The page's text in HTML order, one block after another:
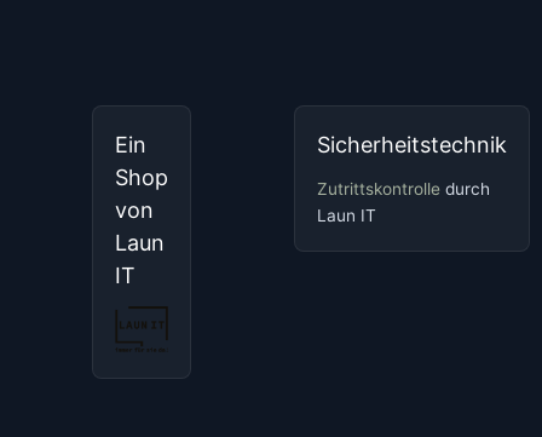
Ein
Shop
von
Laun
IT
Sicherheitstechnik
Zutrittskontrolle durch
Laun IT